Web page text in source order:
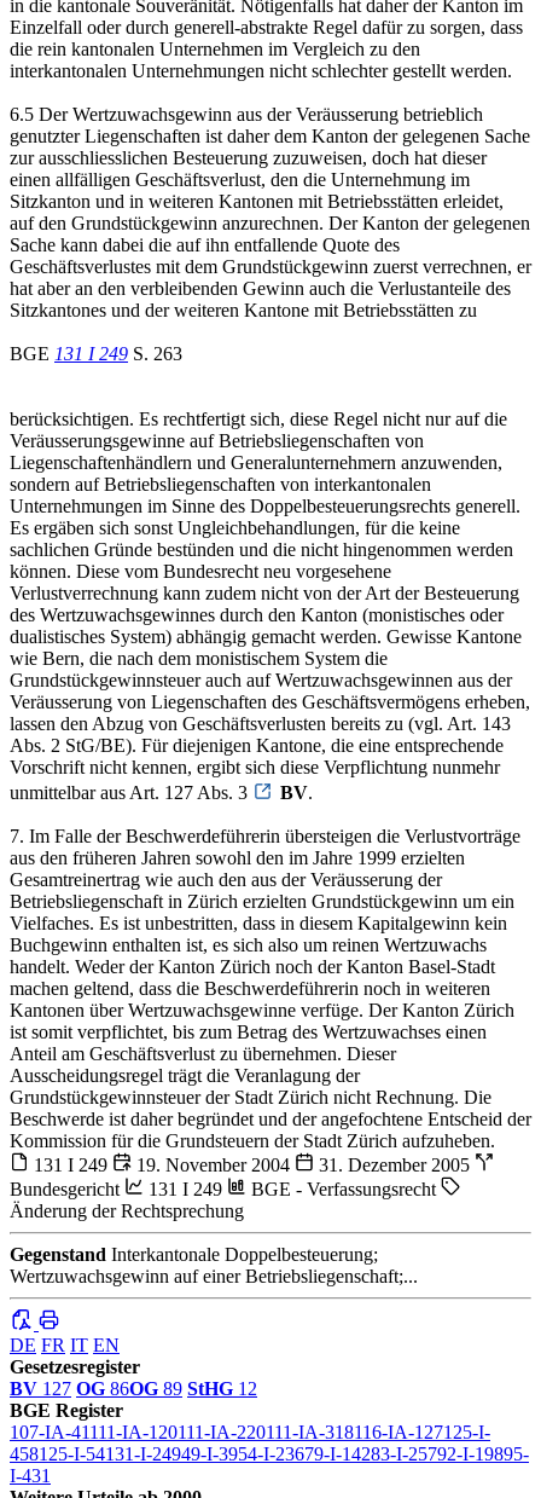
in die kantonale Souveränität. Nötigenfalls hat daher der Kanton im
Einzelfall oder durch generell-abstrakte Regel dafür zu sorgen, dass
die rein kantonalen Unternehmen im Vergleich zu den
interkantonalen Unternehmungen nicht schlechter gestellt werden.
6.5 Der Wertzuwachsgewinn aus der Veräusserung betrieblich
genutzter Liegenschaften ist daher dem Kanton der gelegenen Sache
zur ausschliesslichen Besteuerung zuzuweisen, doch hat dieser
einen allfälligen Geschäftsverlust, den die Unternehmung im
Sitzkanton und in weiteren Kantonen mit Betriebsstätten erleidet,
auf den Grundstückgewinn anzurechnen. Der Kanton der gelegenen
Sache kann dabei die auf ihn entfallende Quote des
Geschäftsverlustes mit dem Grundstückgewinn zuerst verrechnen, er
hat aber an den verbleibenden Gewinn auch die Verlustanteile des
Sitzkantones und der weiteren Kantone mit Betriebsstätten zu
BGE 131 I 249 S. 263
berücksichtigen. Es rechtfertigt sich, diese Regel nicht nur auf die
Veräusserungsgewinne auf Betriebsliegenschaften von
Liegenschaftenhändlern und Generalunternehmern anzuwenden,
sondern auf Betriebsliegenschaften von interkantonalen
Unternehmungen im Sinne des Doppelbesteuerungsrechts generell.
Es ergäben sich sonst Ungleichbehandlungen, für die keine
sachlichen Gründe bestünden und die nicht hingenommen werden
können. Diese vom Bundesrecht neu vorgesehene
Verlustverrechnung kann zudem nicht von der Art der Besteuerung
des Wertzuwachsgewinnes durch den Kanton (monistisches oder
dualistisches System) abhängig gemacht werden. Gewisse Kantone
wie Bern, die nach dem monistischem System die
Grundstückgewinnsteuer auch auf Wertzuwachsgewinnen aus der
Veräusserung von Liegenschaften des Geschäftsvermögens erheben,
lassen den Abzug von Geschäftsverlusten bereits zu (vgl. Art. 143
Abs. 2 StG/BE). Für diejenigen Kantone, die eine entsprechende
Vorschrift nicht kennen, ergibt sich diese Verpflichtung nunmehr
unmittelbar aus Art. 127 Abs. 3
BV.
7. Im Falle der Beschwerdeführerin übersteigen die Verlustvorträge
aus den früheren Jahren sowohl den im Jahre 1999 erzielten
Gesamtreinertrag wie auch den aus der Veräusserung der
Betriebsliegenschaft in Zürich erzielten Grundstückgewinn um ein
Vielfaches. Es ist unbestritten, dass in diesem Kapitalgewinn kein
Buchgewinn enthalten ist, es sich also um reinen Wertzuwachs
handelt. Weder der Kanton Zürich noch der Kanton Basel-Stadt
machen geltend, dass die Beschwerdeführerin noch in weiteren
Kantonen über Wertzuwachsgewinne verfüge. Der Kanton Zürich
ist somit verpflichtet, bis zum Betrag des Wertzuwachses einen
Anteil am Geschäftsverlust zu übernehmen. Dieser
Ausscheidungsregel trägt die Veranlagung der
Grundstückgewinnsteuer der Stadt Zürich nicht Rechnung. Die
Beschwerde ist daher begründet und der angefochtene Entscheid der
Kommission für die Grundsteuern der Stadt Zürich aufzuheben.
131 I 249
19. November 2004
31. Dezember 2005
Bundesgericht
131 I 249
BGE - Verfassungsrecht
Änderung der Rechtsprechung
Gegenstand Interkantonale Doppelbesteuerung;
Wertzuwachsgewinn auf einer Betriebsliegenschaft;...
DE FR IT EN
Gesetzesregister
BV 127 OG 86OG 89 StHG 12
BGE Register
107-IA-41111-IA-120111-IA-220111-IA-318116-IA-127125-I-
458125-I-54131-I-24949-I-3954-I-23679-I-14283-I-25792-I-19895-
I-431